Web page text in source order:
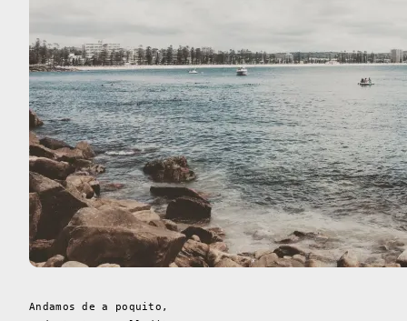
Andamos de a poquito,